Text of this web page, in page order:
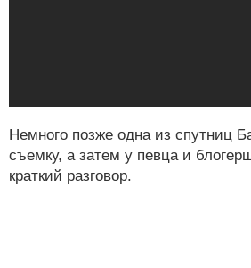
Немного позже одна из спутниц
съемку, а затем у певца и
краткий разговор.